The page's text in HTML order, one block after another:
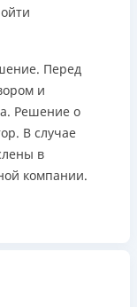
Перед
и
Решение о
В случае
в
компании.